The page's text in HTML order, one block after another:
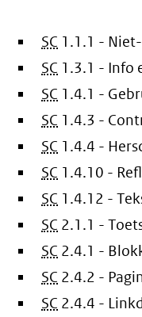
SC 1.1.1 -
SC 1.3.1 - Info
SC 1.4.1 -
SC 1.4.3 -
SC 1.4.4 -
SC 1.4.10 -
SC 1.4.12 -
SC 2.1.1 -
SC 2.4.1 -
SC 2.4.2 -
SC 2.4.4 -